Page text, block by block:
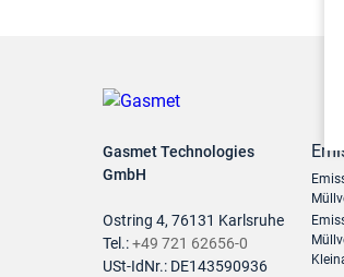
Gasmet Technologies
GmbH
Ostring 4, 76131 Karlsruhe
Tel.:+49 721 62656-0
USt-IdNr.: DE143590936